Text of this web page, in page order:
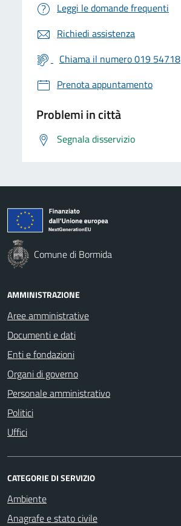
Leggi le domande frequenti
Richiedi assistenza
Chiama il numero 019 54718
Prenota appuntamento
Problemi in città
Segnala disservizio
Comune di Bormida
AMMINISTRAZIONE
Aree amministrative
Documenti e dati
Enti e fondazioni
Organi di governo
Personale amministrativo
Politici
Uffici
CATEGORIE DI SERVIZIO
Ambiente
Anagrafe e stato civile